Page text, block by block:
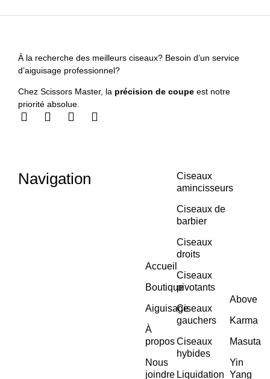
À la recherche des meilleurs ciseaux? Besoin d’un service
d’aiguisage professionnel?
Chez Scissors Master, la précision de coupe est notre
priorité absolue.
Navigation
Accueil
Boutique
Aiguisage
À
propos
Nous
joindre
Ciseaux
amincisseurs
Ciseaux de
barbier
Ciseaux
droits
Ciseaux
pivotants
Ciseaux
gauchers
Ciseaux
hybides
Liquidation
Above
Karma
Masuta
Yin
Yang